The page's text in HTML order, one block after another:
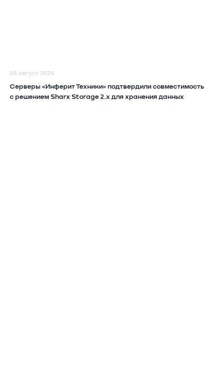
06 август 2026
Серверы «Инферит Техники» подтвердили совместимость
с решением Sharx Storage 2.x для хранения данных